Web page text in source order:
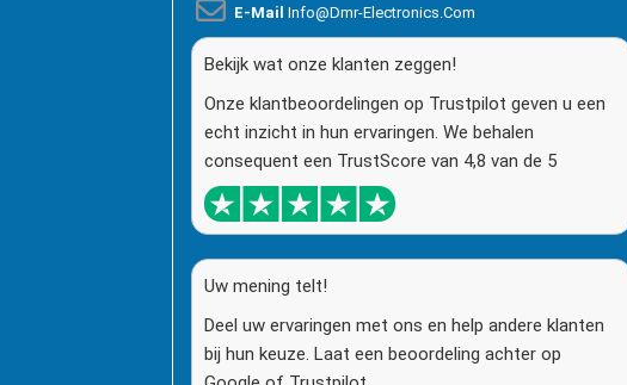
E-Mail Info@dmr-Electronics.com
Bekijk wat onze klanten zeggen!
Onze klantbeoordelingen op Trustpilot geven u een
echt inzicht in hun ervaringen. We behalen
consequent een TrustScore van 4,8 van de 5
Uw mening telt!
Deel uw ervaringen met ons en help andere klanten
bij hun keuze. Laat een beoordeling achter op